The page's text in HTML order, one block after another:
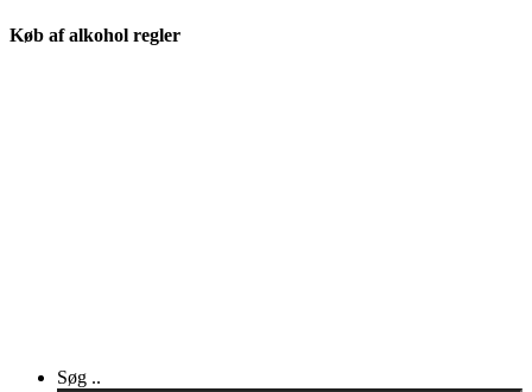
Køb af alkohol regler
Menu
Søg ..